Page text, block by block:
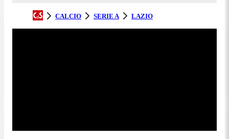
CALCIO SERIE A LAZIO